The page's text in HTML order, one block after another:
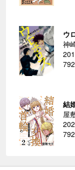
ウ
神
結
屋